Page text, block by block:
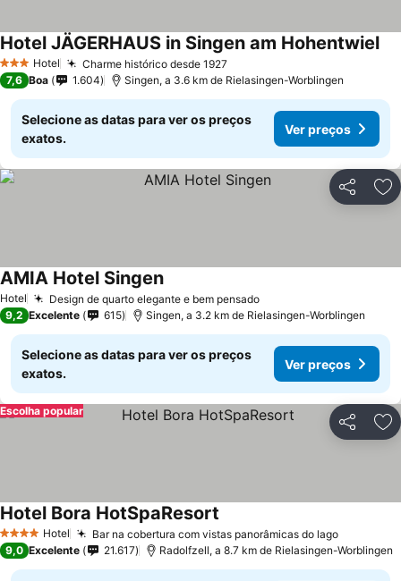
3 EstrelasHotel Charme histórico desde 1927
Hotel JÄGERHAUS in Singen am Hohentwiel
7,6 Boa 1.604 Singen, a 3.6 km de Rielasingen-Worblingen
Selecione as datas para ver os preços
exatos.
Ver preços
Partilhar
Hotel Design de quarto elegante e bem pensado
AMIA Hotel Singen
9,2 Excelente 615 Singen, a 3.2 km de Rielasingen-Worblingen
Selecione as datas para ver os preços
exatos.
Ver preços
Partilhar
Escolha popular
4 EstrelasHotel Bar na cobertura com vistas panorâmicas do lago
Hotel Bora HotSpaResort
9,0 Excelente 21.617 Radolfzell, a 8.7 km de Rielasingen-Worblingen